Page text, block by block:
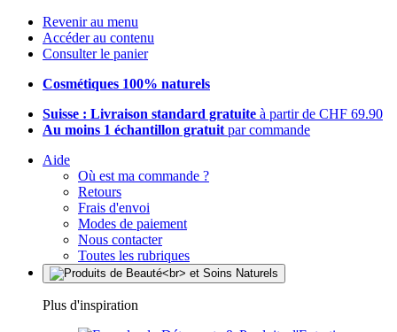
Revenir au menu
Accéder au contenu
Consulter le panier
Cosmétiques 100% naturels
Suisse : Livraison standard gratuite à partir de CHF 69.90
Au moins 1 échantillon gratuit par commande
Aide
Où est ma commande ?
Retours
Frais d'envoi
Modes de paiement
Nous contacter
Toutes les rubriques
Plus d'inspiration